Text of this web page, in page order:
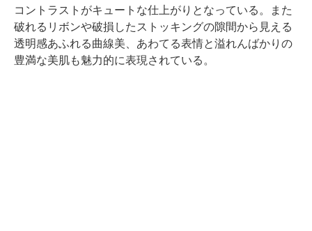
コントラストがキュートな仕上がりとなっている。また
破れるリボンや破損したストッキングの隙間から見える
透明感あふれる曲線美、あわてる表情と溢れんばかりの
豊満な美肌も魅力的に表現されている。